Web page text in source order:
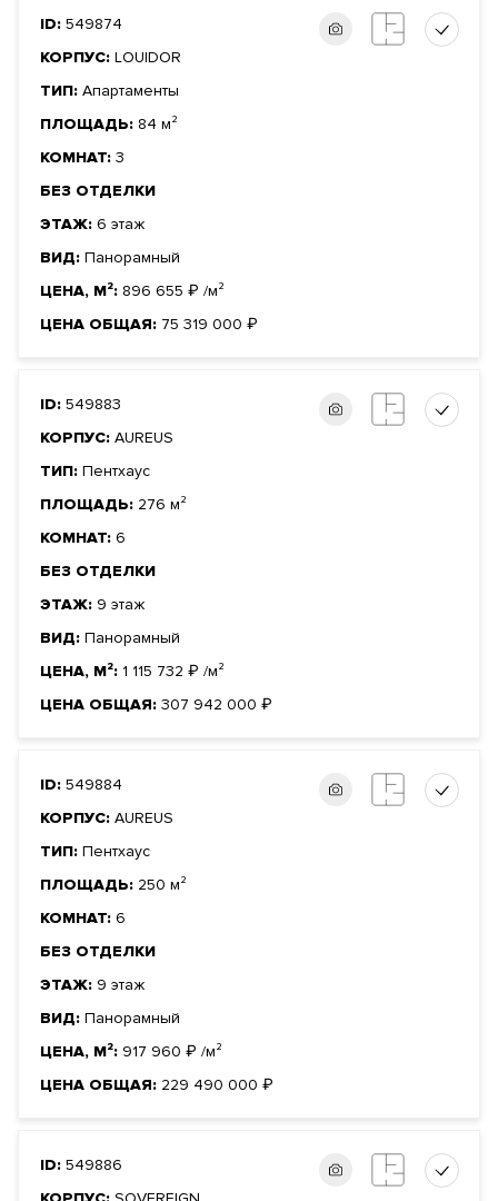
ID: 549874
КОРПУС: LOUIDOR
ТИП: Апартаменты
ПЛОЩАДЬ: 84 м²
КОМНАТ: 3
БЕЗ ОТДЕЛКИ
ЭТАЖ: 6 этаж
ВИД: Панорамный
ЦЕНА, М²: 896 655 ₽ /м²
ЦЕНА ОБЩАЯ: 75 319 000 ₽
ID: 549883
КОРПУС: AUREUS
ТИП: Пентхаус
ПЛОЩАДЬ: 276 м²
КОМНАТ: 6
БЕЗ ОТДЕЛКИ
ЭТАЖ: 9 этаж
ВИД: Панорамный
ЦЕНА, М²: 1 115 732 ₽ /м²
ЦЕНА ОБЩАЯ: 307 942 000 ₽
ID: 549884
КОРПУС: AUREUS
ТИП: Пентхаус
ПЛОЩАДЬ: 250 м²
КОМНАТ: 6
БЕЗ ОТДЕЛКИ
ЭТАЖ: 9 этаж
ВИД: Панорамный
ЦЕНА, М²: 917 960 ₽ /м²
ЦЕНА ОБЩАЯ: 229 490 000 ₽
ID: 549886